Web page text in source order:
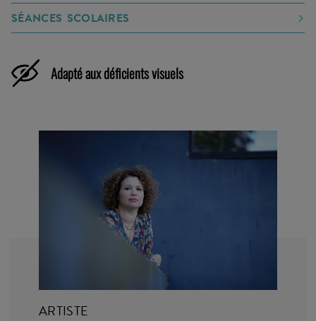
SÉANCES SCOLAIRES
Adapté aux déficients visuels
ARTISTE